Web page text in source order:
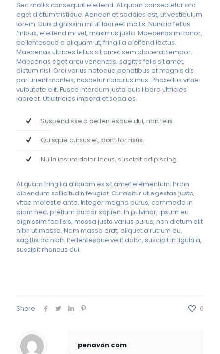
Sed mollis consequat eleifend. Aliquam consectetur orci
eget dictum tristique. Aenean et sodales est, ut vestibulum
lorem. Duis dignissim mi ut laoreet mollis. Nunc id tellus
finibus, eleifend mi vel, maximus justo. Maecenas mi tortor,
pellentesque a aliquam ut, fringilla eleifend lectus.
Maecenas ultrices tellus sit amet sem placerat tempor.
Maecenas eget arcu venenatis, sagittis felis sit amet,
dictum nisl. Orci varius natoque penatibus et magnis dis
parturient montes, nascetur ridiculus mus. Phasellus vitae
vulputate elit. Fusce interdum justo quis libero ultricies
laoreet. Ut ultricies imperdiet sodales.
Suspendisse a pellentesque dui, non felis.
Quisque cursus et, porttitor risus.
Nulla ipsum dolor lacus, suscipit adipiscing.
Aliquam fringilla aliquam ex sit amet elementum. Proin
bibendum sollicitudin feugiat. Curabitur ut egestas justo,
vitae molestie ante. Integer magna purus, commodo in
diam nec, pretium auctor sapien. In pulvinar, ipsum eu
dignissim facilisis, massa justo varius purus, non dictum elit
nibh ut massa. Nam massa erat, aliquet a rutrum eu,
sagittis ac nibh. Pellentesque velit dolor, suscipit in ligula a,
suscipit rhoncus dui.
Share 0
penavon.com